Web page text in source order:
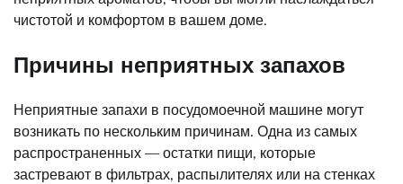
чистотой и комфортом в вашем доме.
Причины неприятных запахов
Неприятные запахи в посудомоечной машине могут
возникать по нескольким причинам. Одна из самых
распространенных — остатки пищи, которые
застревают в фильтрах, распылителях или на стенках